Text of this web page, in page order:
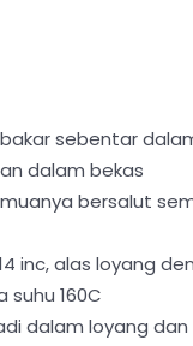
sebentar
dalam bekas
bersalut
inc, alas loyang
suhu 160C
dalam loyang dan